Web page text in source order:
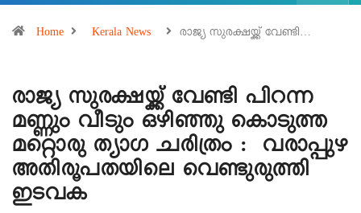
Home Kerala News രാജ്യ സുരക്ഷയ്ക്ക് വേണ്ടി…
രാജ്യ സുരക്ഷയ്ക്ക് വേണ്ടി പിറന്ന
മണ്ണും വീടും ഒഴിഞ്ഞു കൊടുത്ത
മറ്റൊരു ത്യാഗ ചരിത്രം : വരാപ്പുഴ
അതിരൂപതയിലെ വെണ്ടുരുത്തി
ഇടവക